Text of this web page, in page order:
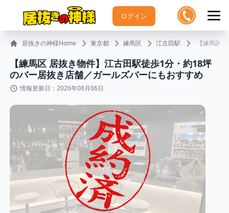
ログイン
居抜きの神様Home 東京都 練馬区 江古田駅 【練馬区
【練馬区 居抜き物件】江古田駅徒歩1分・約18坪
のバー居抜き店舗／ガールズバーにもおすすめ
情報更新日：2026年08月06日